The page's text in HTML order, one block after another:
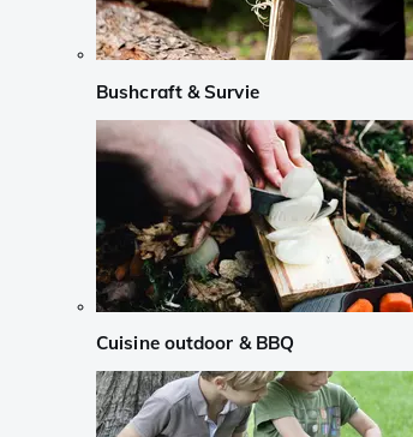
Bushcraft & Survie
Cuisine outdoor & BBQ